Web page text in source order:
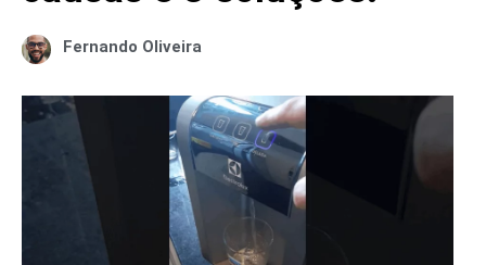
Fernando Oliveira